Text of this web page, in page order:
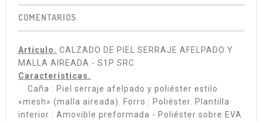
COMENTARIOS
Artículo. CALZADO DE PIEL SERRAJE AFELPADO Y
MALLA AIREADA - S1P SRC
Características.
Caña : Piel serraje afelpado y poliéster estilo
«mesh» (malla aireada). Forro : Poliéster. Plantilla
interior : Amovible preformada - Poliéster sobre EVA